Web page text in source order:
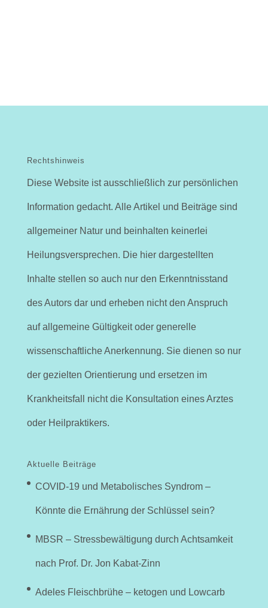
Rechtshinweis
Diese Website ist ausschließlich zur persönlichen
Information gedacht. Alle Artikel und Beiträge sind
allgemeiner Natur und beinhalten keinerlei
Heilungsversprechen. Die hier dargestellten
Inhalte stellen so auch nur den Erkenntnisstand
des Autors dar und erheben nicht den Anspruch
auf allgemeine Gültigkeit oder generelle
wissenschaftliche Anerkennung. Sie dienen so nur
der gezielten Orientierung und ersetzen im
Krankheitsfall nicht die Konsultation eines Arztes
oder Heilpraktikers.
Aktuelle Beiträge
COVID-19 und Metabolisches Syndrom –
Könnte die Ernährung der Schlüssel sein?
MBSR – Stressbewältigung durch Achtsamkeit
nach Prof. Dr. Jon Kabat-Zinn
Adeles Fleischbrühe – ketogen und Lowcarb